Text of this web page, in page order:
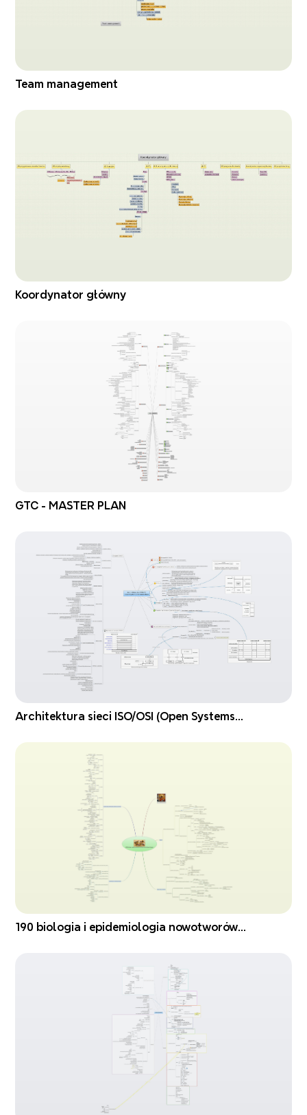
Team management
Koordynator główny
GTC - MASTER PLAN
Architektura sieci ISO/OSI (Open Systems
190 biologia i epidemiologia nowotworów